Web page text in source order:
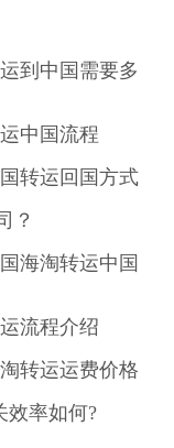
到中国需要多
中国流程
转运回国方式
？
海淘转运中国
流程介绍
转运运费价格
效率如何?